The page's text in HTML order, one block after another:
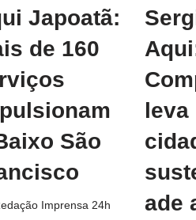
Japoatã:
de 160
São
Imprensa 24h
leva
ade